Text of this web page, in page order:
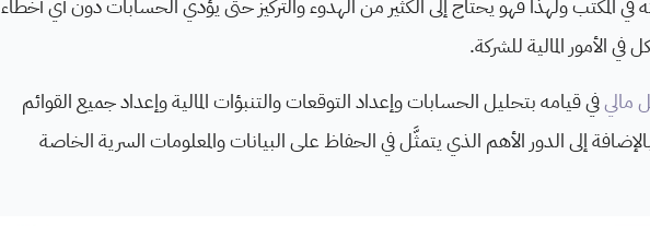
في المكتب ولهذا فهو يحتاج إلى الكثير من الهدوء والتركيز حتى يؤدي الحسابات دون أي أخطاء
الأمور المالية للشركة.
ماليفي قيامه بتحليل الحسابات وإعداد التوقعات والتنبؤات المالية وإعداد جميع القوائم
إلى الدور الأهم الذي يتمثَّل في الحفاظ على البيانات والمعلومات السرية الخاصة